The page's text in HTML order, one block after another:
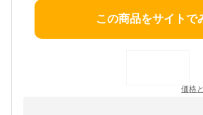
この商品をサイトで
価格